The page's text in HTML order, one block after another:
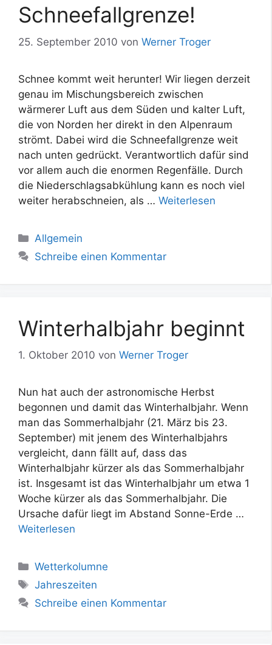
Schneefallgrenze!
25. September 2010 von Werner Troger
Schnee kommt weit herunter! Wir liegen derzeit
genau im Mischungsbereich zwischen
wärmerer Luft aus dem Süden und kalter Luft,
die von Norden her direkt in den Alpenraum
strömt. Dabei wird die Schneefallgrenze weit
nach unten gedrückt. Verantwortlich dafür sind
vor allem auch die enormen Regenfälle. Durch
die Niederschlagsabkühlung kann es noch viel
weiter herabschneien, als … Weiterlesen
Kategorien
Allgemein
Schreibe einen Kommentar
Winterhalbjahr beginnt
1. Oktober 2010 von Werner Troger
Nun hat auch der astronomische Herbst
begonnen und damit das Winterhalbjahr. Wenn
man das Sommerhalbjahr (21. März bis 23.
September) mit jenem des Winterhalbjahrs
vergleicht, dann fällt auf, dass das
Winterhalbjahr kürzer als das Sommerhalbjahr
ist. Insgesamt ist das Winterhalbjahr um etwa 1
Woche kürzer als das Sommerhalbjahr. Die
Ursache dafür liegt im Abstand Sonne-Erde …
Weiterlesen
Kategorien
Wetterkolumne
Schlagwörter
Jahreszeiten
Schreibe einen Kommentar